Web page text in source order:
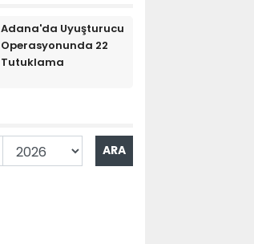
Adana'da Uyuşturucu
Operasyonunda 22
Tutuklama